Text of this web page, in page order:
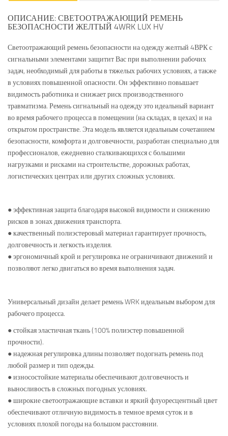
ОПИСАНИЕ: СВЕТООТРАЖАЮЩИЙ РЕМЕНЬ
БЕЗОПАСНОСТИ ЖЕЛТЫЙ 4WRK LUX HV
Светоотражающий ремень безопасности на одежду желтый 4ВРК с
сигнальными элементами защитит Вас при выполнении рабочих
задач, необходимый для работы в тяжелых рабочих условиях, а также
в условиях повышенной опасности. Он эффективно повышает
видимость работника и снижает риск производственного
травматизма. Ремень сигнальный на одежду это идеальный вариант
во время рабочего процесса в помещении (на складах, в цехах) и на
открытом пространстве. Эта модель является идеальным сочетанием
безопасности, комфорта и долговечности, разработан специально для
профессионалов, ежедневно сталкивающихся с большими
нагрузками и рисками на строительстве, дорожных работах,
логистических центрах или других сложных условиях.
● эффективная защита благодаря высокой видимости и снижению
рисков в зонах движения транспорта.
● качественный полиэстеровый материал гарантирует прочность,
долговечность и легкость изделия.
● эргономичный крой и регулировка не ограничивают движений и
позволяют легко двигаться во время выполнения задач.
Универсальный дизайн делает ремень WRK идеальным выбором для
рабочего процесса.
● стойкая эластичная ткань (100% полиэстер повышенной
прочности).
● надежная регулировка длины позволяет подогнать ремень под
любой размер и тип одежды.
● износостойкие материалы обеспечивают долговечность и
выносливость в сложных погодных условиях.
● широкие светоотражающие вставки и яркий флуоресцентный цвет
обеспечивают отличную видимость в темное время суток и в
условиях плохой погоды на большом расстоянии.